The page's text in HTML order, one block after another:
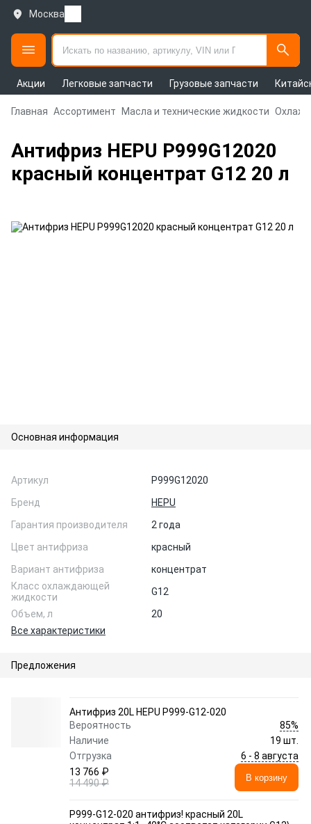
Москва
Акции Легковые запчасти Грузовые запчасти
Главная Ассортимент Масла и технические жидкости
Антифриз HEPU P999G12020
красный концентрат G12 20 л
Основная информация
Артикул
P999G12020
Бренд
HEPU
Гарантия производителя
2 года
Цвет антифриза
красный
Вариант антифриза
концентрат
Класс охлаждающей
жидкости
G12
Объем, л
20
Все характеристики
Предложения
Антифриз 20L HEPU P999-G12-020
Вероятность
85%
Наличие
19 шт.
Отгрузка
6 - 8 августа
13 766 ₽
14 490 ₽
В корзину
P999-G12-020 антифриз! красный 20L